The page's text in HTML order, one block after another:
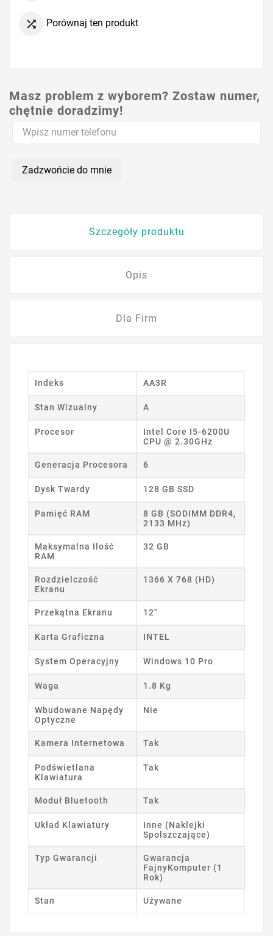
 Porównaj ten produkt
Masz problem z wyborem? Zostaw numer,
chętnie doradzimy!
Zadzwońcie do mnie
Szczegóły produktu
Opis
Dla Firm
Indeks AA3R
Stan Wizualny A
Procesor
Intel Core I5-6200U
CPU @ 2.30GHz
Generacja Procesora 6
Dysk Twardy 128 GB SSD
Pamięć RAM
8 GB (SODIMM DDR4,
2133 MHz)
Maksymalna Ilość
RAM
32 GB
Rozdzielczość
Ekranu
1366 X 768 (HD)
Przekątna Ekranu 12"
Karta Graficzna INTEL
System Operacyjny Windows 10 Pro
Waga 1.8 Kg
Wbudowane Napędy
Optyczne
Nie
Kamera Internetowa Tak
Podświetlana
Klawiatura
Tak
Moduł Bluetooth Tak
Układ Klawiatury
Inne (Naklejki
Spolszczające)
Typ Gwarancji
Gwarancja
FajnyKomputer (1
Rok)
Stan Używane